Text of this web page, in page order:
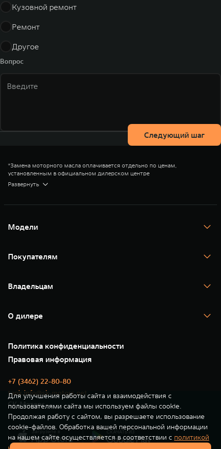
Кузовной ремонт
Ремонт
Другое
Вопрос
Следующий шаг
*Замена моторного масла оплачивается отдельно по ценам,
установленным в официальном дилерском центре
Подробные условия уточняйте в дилерских центрах TANK или по
телефону горячей линии
Развернуть
Модели
TANK 400
TANK 500
Покупателям
Тест-драйв
TANK Финансы
Корпоративным клиентам
Зарядные станции
Владельцам
Помощь на дороге
Новые цифровые сервисы TANK
Сервис
Нулевое ТО
Моторные масла
О дилере
GWM ТЕХ ДЕНЬ
Новости
Политика конфиденциальности
Правовая информация
+7 (3462) 22-80-80
tank.info@sk-motors.net
СК-Моторс
Для улучшения работы сайта и взаимодействия с
пользователями сайта мы используем файлы cookie.
Продолжая работу с сайтом, вы разрешаете использование
cookie-файлов. Обработка вашей персональной информации
на нашем сайте осуществляется в соответствии с политикой